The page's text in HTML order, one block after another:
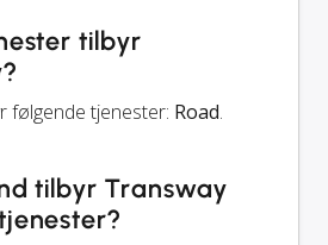
tilbyr
følgende tjenester: Road.
tilbyr Transway